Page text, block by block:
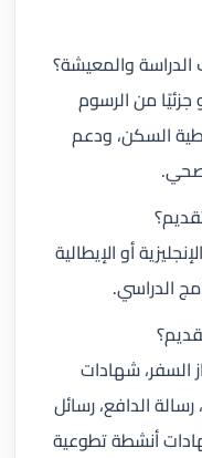
والمعيشة؟
جزئيًا من الرسوم
السكن، ودعم
أو الإيطالية
السفر، شهادات
الدافع، رسائل
أنشطة تطوعية